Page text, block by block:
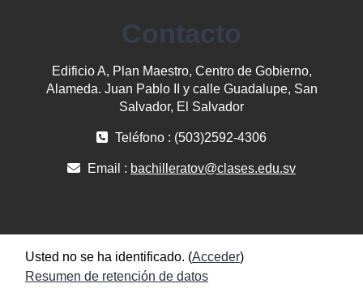
Contacto
Edificio A, Plan Maestro, Centro de Gobierno,
Alameda. Juan Pablo II y calle Guadalupe, San
Salvador, El Salvador
Teléfono : (503)2592-4306
Email : bachilleratov@clases.edu.sv
Usted no se ha identificado. (Acceder)
Resumen de retención de datos